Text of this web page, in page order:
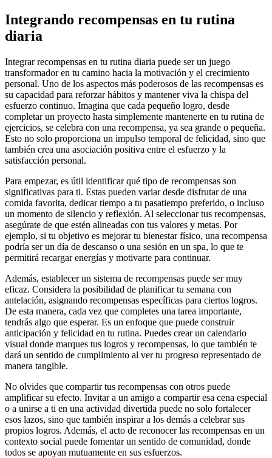
Integrando recompensas en tu rutina
diaria
Integrar recompensas en tu rutina diaria puede ser un juego
transformador en tu camino hacia la motivación y el crecimiento
personal. Uno de los aspectos más poderosos de las recompensas es
su capacidad para reforzar hábitos y mantener viva la chispa del
esfuerzo continuo. Imagina que cada pequeño logro, desde
completar un proyecto hasta simplemente mantenerte en tu rutina de
ejercicios, se celebra con una recompensa, ya sea grande o pequeña.
Esto no solo proporciona un impulso temporal de felicidad, sino que
también crea una asociación positiva entre el esfuerzo y la
satisfacción personal.
Para empezar, es útil identificar qué tipo de recompensas son
significativas para ti. Estas pueden variar desde disfrutar de una
comida favorita, dedicar tiempo a tu pasatiempo preferido, o incluso
un momento de silencio y reflexión. Al seleccionar tus recompensas,
asegúrate de que estén alineadas con tus valores y metas. Por
ejemplo, si tu objetivo es mejorar tu bienestar físico, una recompensa
podría ser un día de descanso o una sesión en un spa, lo que te
permitirá recargar energías y motivarte para continuar.
Además, establecer un sistema de recompensas puede ser muy
eficaz. Considera la posibilidad de planificar tu semana con
antelación, asignando recompensas específicas para ciertos logros.
De esta manera, cada vez que completes una tarea importante,
tendrás algo que esperar. Es un enfoque que puede construir
anticipación y felicidad en tu rutina. Puedes crear un calendario
visual donde marques tus logros y recompensas, lo que también te
dará un sentido de cumplimiento al ver tu progreso representado de
manera tangible.
No olvides que compartir tus recompensas con otros puede
amplificar su efecto. Invitar a un amigo a compartir esa cena especial
o a unirse a ti en una actividad divertida puede no solo fortalecer
esos lazos, sino que también inspirar a los demás a celebrar sus
propios logros. Además, el acto de reconocer las recompensas en un
contexto social puede fomentar un sentido de comunidad, donde
todos se apoyan mutuamente en sus esfuerzos.